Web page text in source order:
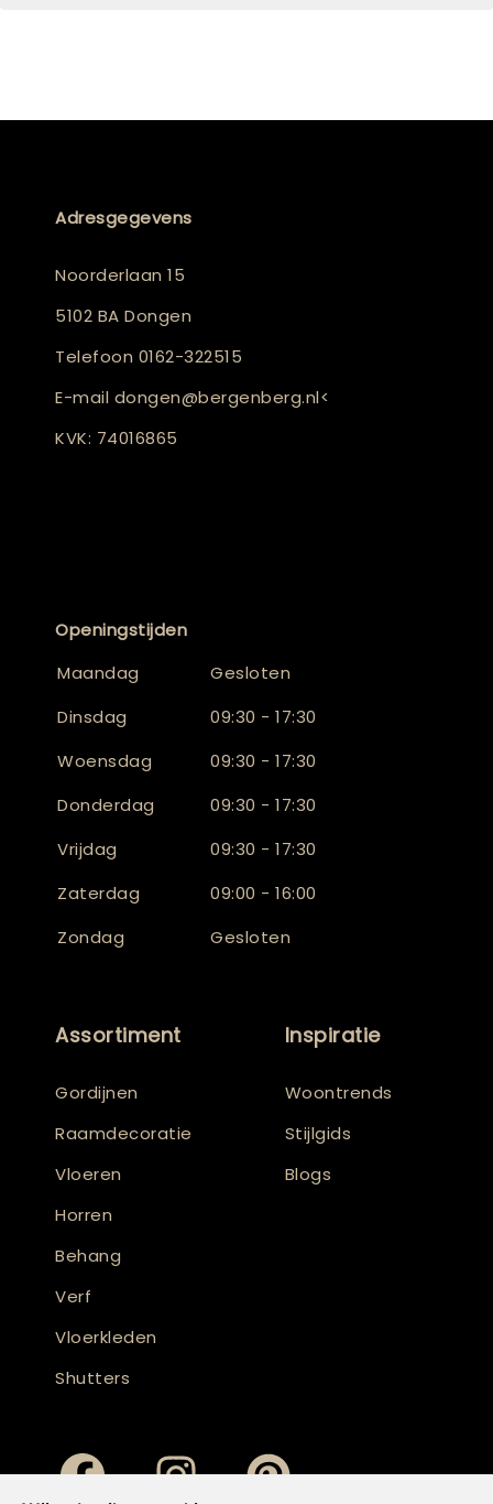
Adresgegevens
Noorderlaan 15
5102 BA Dongen
Telefoon 0162-322515
E-mail dongen@bergenberg.nl<
KVK: 74016865
Openingstijden
Maandag
Gesloten
Dinsdag
09:30 - 17:30
Woensdag
09:30 - 17:30
Donderdag
09:30 - 17:30
Vrijdag
09:30 - 17:30
Zaterdag
09:00 - 16:00
Zondag
Gesloten
Assortiment
Gordijnen
Raamdecoratie
Vloeren
Horren
Behang
Verf
Vloerkleden
Shutters
Inspiratie
Woontrends
Stijlgids
Blogs